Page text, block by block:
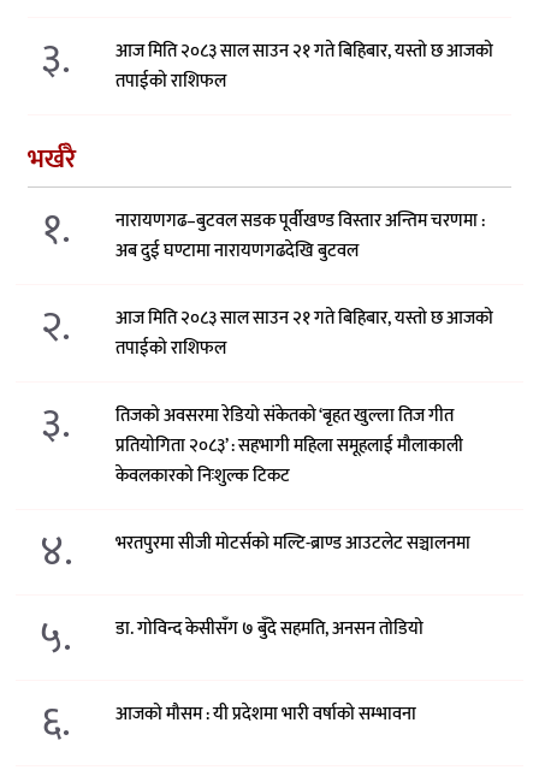
३.
आज मिति २०८३ साल साउन २१ गते बिहिबार, यस्तो छ आजको
तपाईको राशिफल
भर्खरै
१.
नारायणगढ–बुटवल सडक पूर्वीखण्ड विस्तार अन्तिम चरणमा :
अब दुई घण्टामा नारायणगढदेखि बुटवल
२.
आज मिति २०८३ साल साउन २१ गते बिहिबार, यस्तो छ आजको
तपाईको राशिफल
३.
तिजको अवसरमा रेडियो संकेतको ‘बृहत खुल्ला तिज गीत
प्रतियोगिता २०८३’ : सहभागी महिला समूहलाई मौलाकाली
केवलकारको निःशुल्क टिकट
४. भरतपुरमा सीजी मोटर्सको मल्टि-ब्राण्ड आउटलेट सञ्चालनमा
५. डा. गोविन्द केसीसँग ७ बुँदे सहमति, अनसन तोडियो
६. आजको मौसम : यी प्रदेशमा भारी वर्षाको सम्भावना